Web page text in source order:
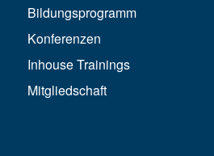
Bildungsprogramm
Konferenzen
Inhouse Trainings
Mitgliedschaft